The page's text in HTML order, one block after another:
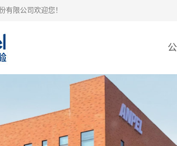
有限公司欢迎您！